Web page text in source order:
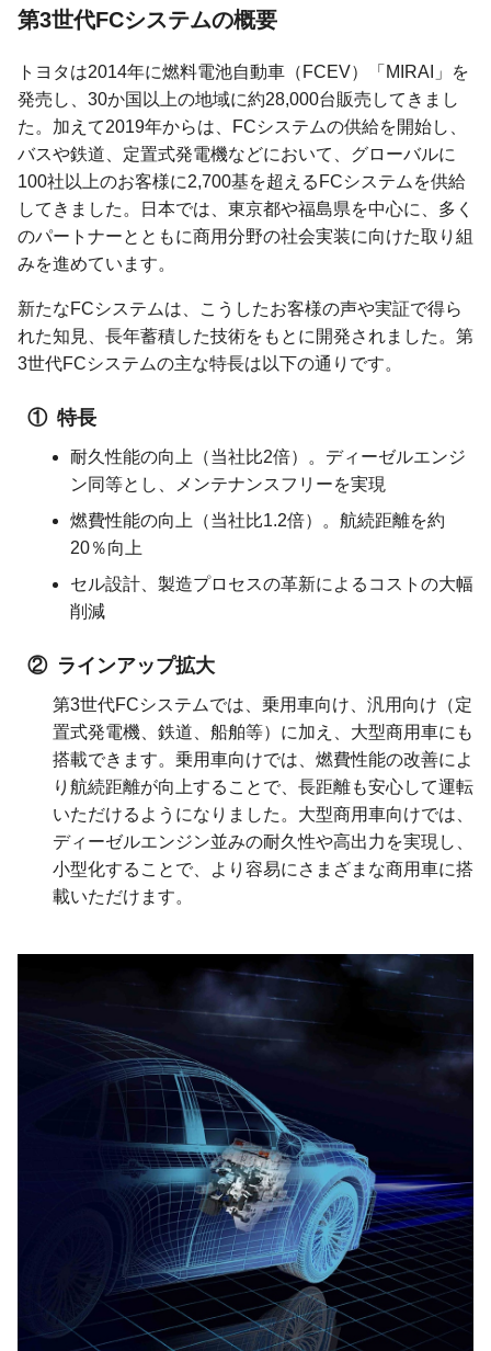
第3世代FCシステムの概要
トヨタは2014年に燃料電池自動車（FCEV）「MIRAI」を
発売し、30か国以上の地域に約28,000台販売してきまし
た。加えて2019年からは、FCシステムの供給を開始し、
バスや鉄道、定置式発電機などにおいて、グローバルに
100社以上のお客様に2,700基を超えるFCシステムを供給
してきました。日本では、東京都や福島県を中心に、多く
のパートナーとともに商用分野の社会実装に向けた取り組
みを進めています。
新たなFCシステムは、こうしたお客様の声や実証で得ら
れた知見、長年蓄積した技術をもとに開発されました。第
3世代FCシステムの主な特長は以下の通りです。
特長
耐久性能の向上（当社比2倍）。ディーゼルエンジ
ン同等とし、メンテナンスフリーを実現
燃費性能の向上（当社比1.2倍）。航続距離を約
20％向上
セル設計、製造プロセスの革新によるコストの大幅
削減
ラインアップ拡大
第3世代FCシステムでは、乗用車向け、汎用向け（定
置式発電機、鉄道、船舶等）に加え、大型商用車にも
搭載できます。乗用車向けでは、燃費性能の改善によ
り航続距離が向上することで、長距離も安心して運転
いただけるようになりました。大型商用車向けでは、
ディーゼルエンジン並みの耐久性や高出力を実現し、
小型化することで、より容易にさまざまな商用車に搭
載いただけます。